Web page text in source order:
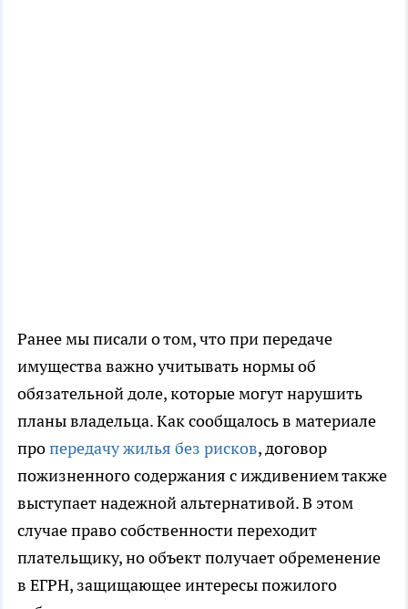
Ранее мы писали о том, что при передаче
имущества важно учитывать нормы об
обязательной доле, которые могут нарушить
планы владельца. Как сообщалось в материале
пропередачу жилья без рисков, договор
пожизненного содержания с иждивением также
выступает надежной альтернативой. В этом
случае право собственности переходит
плательщику, но объект получает обременение
в ЕГРН, защищающее интересы пожилого